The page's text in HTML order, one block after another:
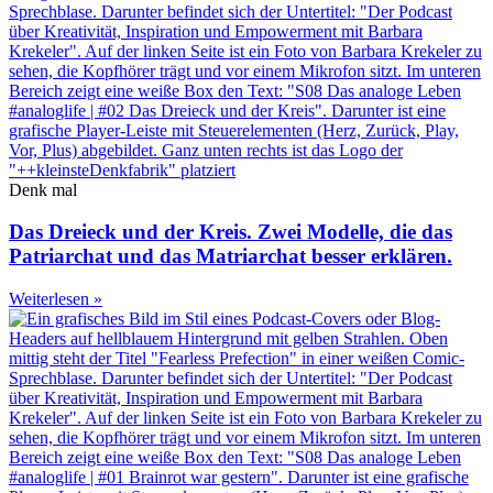
Denk mal
Das Dreieck und der Kreis. Zwei Modelle, die das
Patriarchat und das Matriarchat besser erklären.
Weiterlesen »